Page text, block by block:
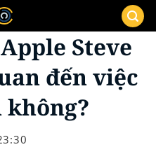
Steve
đến việc